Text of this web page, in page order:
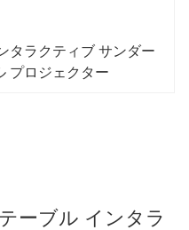
タラクティブ サンダー
プロジェクター
ーブル インタラ